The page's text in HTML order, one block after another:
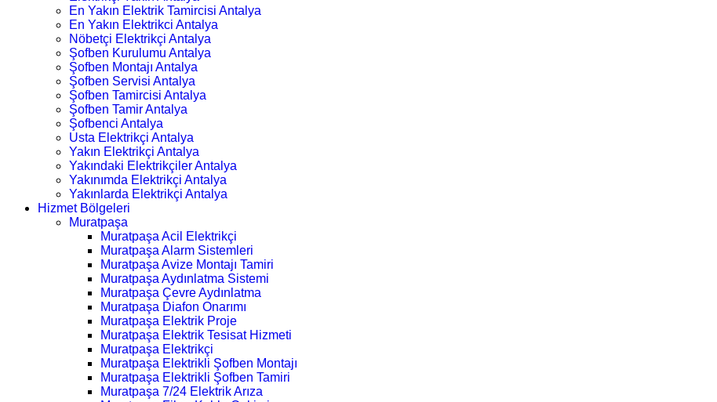
En Yakın Elektrik Tamircisi Antalya
En Yakın Elektrikci Antalya
Nöbetçi Elektrikçi Antalya
Şofben Kurulumu Antalya
Şofben Montajı Antalya
Şofben Servisi Antalya
Şofben Tamircisi Antalya
Şofben Tamir Antalya
Şofbenci Antalya
Usta Elektrikçi Antalya
Yakın Elektrikçi Antalya
Yakındaki Elektrikçiler Antalya
Yakınımda Elektrikçi Antalya
Yakınlarda Elektrikçi Antalya
Hizmet Bölgeleri
Muratpaşa
Muratpaşa Acil Elektrikçi
Muratpaşa Alarm Sistemleri
Muratpaşa Avize Montajı Tamiri
Muratpaşa Aydınlatma Sistemi
Muratpaşa Çevre Aydınlatma
Muratpaşa Diafon Onarımı
Muratpaşa Elektrik Proje
Muratpaşa Elektrik Tesisat Hizmeti
Muratpaşa Elektrikçi
Muratpaşa Elektrikli Şofben Montajı
Muratpaşa Elektrikli Şofben Tamiri
Muratpaşa 7/24 Elektrik Arıza